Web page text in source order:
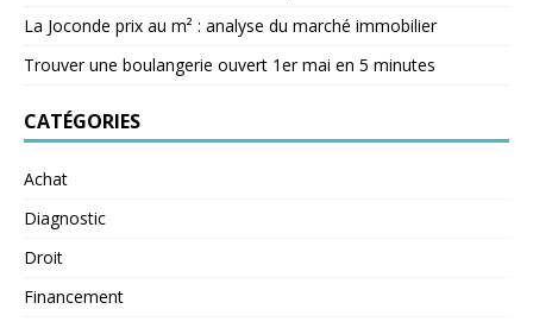
La Joconde prix au m² : analyse du marché immobilier
Trouver une boulangerie ouvert 1er mai en 5 minutes
CATÉGORIES
Achat
Diagnostic
Droit
Financement